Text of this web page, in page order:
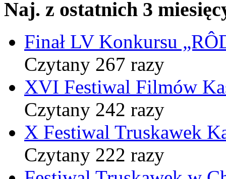
Naj. z ostatnich 3
Finał LV Konkursu
Czytany 267 razy
XVI Festiwal Filmów
Czytany 242 razy
X Festiwal Truskawek
Czytany 222 razy